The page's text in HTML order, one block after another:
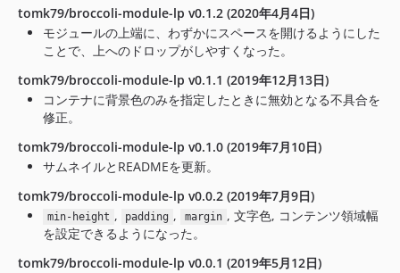
tomk79/broccoli-module-lp v0.1.2 (2020年4月4日)
モジュールの上端に、わずかにスペースを開けるようにした
ことで、上へのドロップがしやすくなった。
tomk79/broccoli-module-lp v0.1.1 (2019年12月13日)
コンテナに背景色のみを指定したときに無効となる不具合を
修正。
tomk79/broccoli-module-lp v0.1.0 (2019年7月10日)
サムネイルとREADMEを更新。
tomk79/broccoli-module-lp v0.0.2 (2019年7月9日)
min-height , padding , margin , 文字色, コンテンツ領域幅
を設定できるようになった。
tomk79/broccoli-module-lp v0.0.1 (2019年5月12日)